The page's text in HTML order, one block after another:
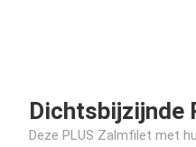
Dichtsbijzijnde
Deze PLUS Zalmfilet met